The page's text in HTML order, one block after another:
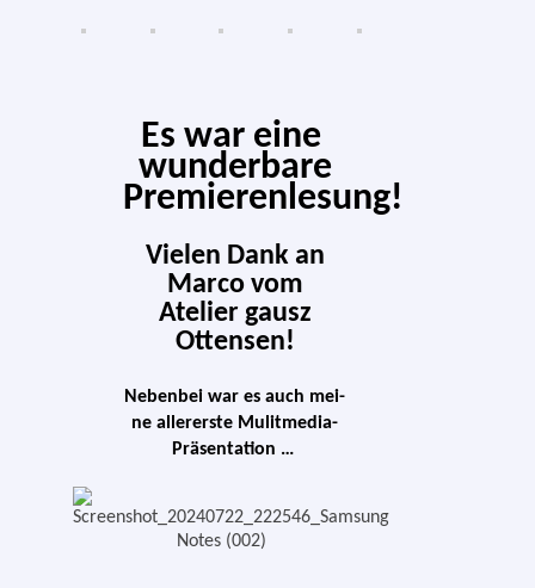
Es war eine
wun­der­ba­re
Premierenlesung!
Vielen Dank an
Marco vom
Atelier gausz
Ottensen!
Nebenbei war es auch mei­
ne aller­ers­te Mulitmedia-
Präsentation …